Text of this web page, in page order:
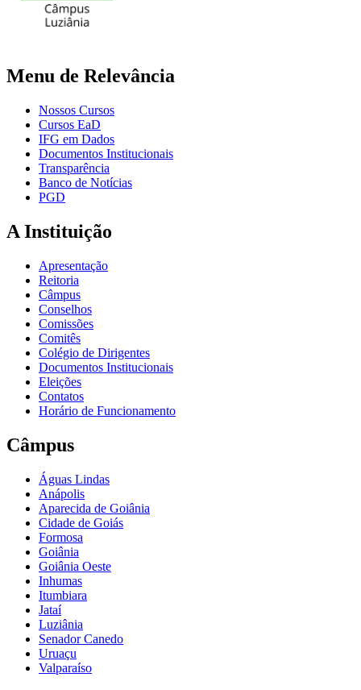
Menu de Relevância
Nossos Cursos
Cursos EaD
IFG em Dados
Documentos Institucionais
Transparência
Banco de Notícias
PGD
A Instituição
Apresentação
Reitoria
Câmpus
Conselhos
Comissões
Comitês
Colégio de Dirigentes
Documentos Institucionais
Eleições
Contatos
Horário de Funcionamento
Câmpus
Águas Lindas
Anápolis
Aparecida de Goiânia
Cidade de Goiás
Formosa
Goiânia
Goiânia Oeste
Inhumas
Itumbiara
Jataí
Luziânia
Senador Canedo
Uruaçu
Valparaíso